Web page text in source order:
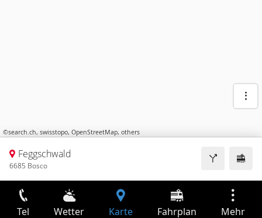
©search.ch, swisstopo, OpenStreetMap, others
Feggschwald
6685 Bosco
Tel Wetter Karte Fahrplan Mehr